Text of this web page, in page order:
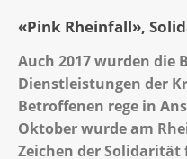
«Pink Rheinfall»,
Auch 2017 wurden die
Dienstleistungen der
Betroffenen rege in
Oktober wurde am
Zeichen der